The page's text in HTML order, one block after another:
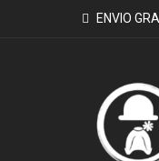
ENVIO